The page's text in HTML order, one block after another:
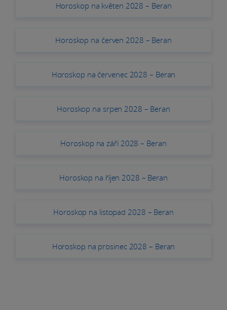
Horoskop na květen 2028 – Beran
Horoskop na červen 2028 – Beran
Horoskop na červenec 2028 – Beran
Horoskop na srpen 2028 – Beran
Horoskop na září 2028 – Beran
Horoskop na říjen 2028 – Beran
Horoskop na listopad 2028 – Beran
Horoskop na prosinec 2028 – Beran